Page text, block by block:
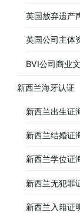
英国放弃遗产
英国公司主体
BVI公司商业
新西兰海牙认证
新西兰出生证
新西兰结婚证
新西兰学位证
新西兰无犯罪
新西兰入籍证